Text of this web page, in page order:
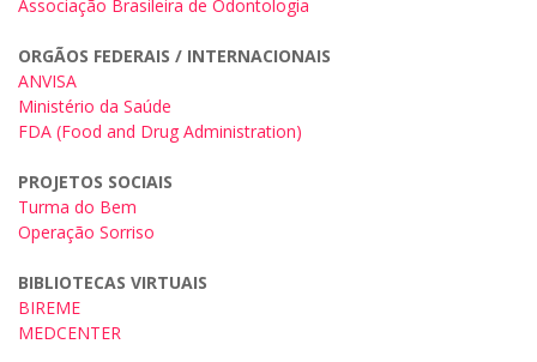
Associação Brasileira de Odontologia
ORGÃOS FEDERAIS / INTERNACIONAIS
ANVISA
Ministério da Saúde
FDA (Food and Drug Administration)
PROJETOS SOCIAIS
Turma do Bem
Operação Sorriso
BIBLIOTECAS VIRTUAIS
BIREME
MEDCENTER